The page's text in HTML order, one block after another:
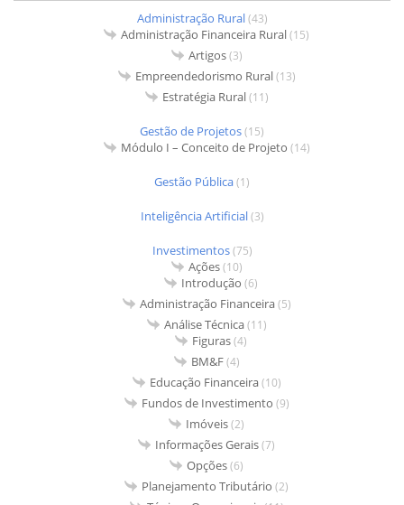
Administração Rural(43)
Administração Financeira Rural(15)
Artigos(3)
Empreendedorismo Rural(13)
Estratégia Rural(11)
Gestão de Projetos(15)
Módulo I – Conceito de Projeto (14)
Gestão Pública(1)
Inteligência Artificial(3)
Investimentos(75)
Ações(10)
Introdução (6)
Administração Financeira(5)
Análise Técnica(11)
Figuras(4)
BM&F(4)
Educação Financeira(10)
Fundos de Investimento (9)
Imóveis(2)
Informações Gerais(7)
Opções(6)
Planejamento Tributário (2)